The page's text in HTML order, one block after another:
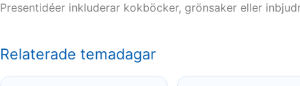
Presentidéer inkluderar kokböcker, grönsaker eller
Relaterade temadagar